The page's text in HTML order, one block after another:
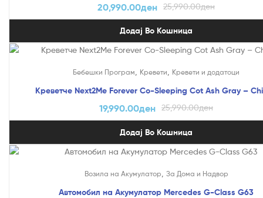
25,990.00ден
20,990.00ден
Додај Во Кошница
Бебешки Програм Кревети Кревети и додатоци
Креветче Next2Me Forever Co-Sleeping Cot Ash Gray –
25,990.00ден
19,990.00ден
Додај Во Кошница
Возила на Акумулатор За Дома и Надвор
Автомобил на Акумулатор Mercedes G-Class G63